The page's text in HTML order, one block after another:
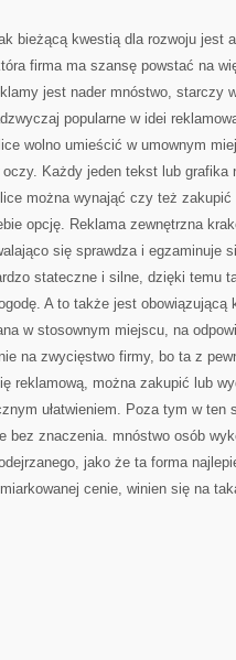
bieżącą kwestią dla rozwoju jest
firma ma szansę powstać na
jest nader mnóstwo, starczy
popularne w idei
wolno umieścić w umownym
oczy. Każdy jeden tekst lub
można wynająć czy też
opcję. Reklama zewnętrzna
się sprawdza i egzaminuje
stateczne i silne, dzięki temu
A to także jest obowiązującą
w stosownym miejscu, na
na zwycięstwo firmy, bo ta z
reklamową, można zakupić lub
ułatwieniem. Poza tym w ten
bez znaczenia. mnóstwo osób
jako że ta forma
cenie, winien się na